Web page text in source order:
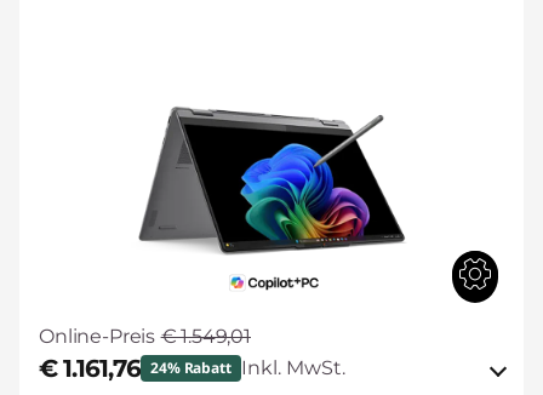
Online-Preis € 1.549,01
€ 1.161,76 24% Rabatt Inkl. MwSt.